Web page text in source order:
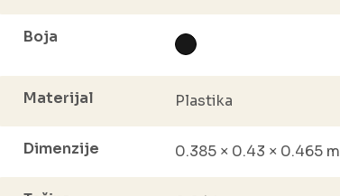
Boja
Materijal Plastika
Dimenzije 0.385 × 0.43 × 0.465 m